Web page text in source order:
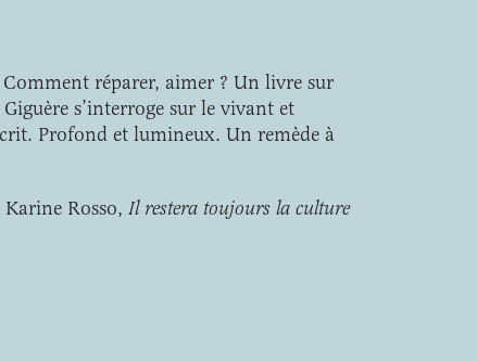
réparer, aimer ? Un livre sur
s’interroge sur le vivant et
Profond et lumineux. Un remède à
Karine Rosso, Il restera toujours la culture